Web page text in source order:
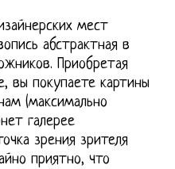
мест
абстрактная в
Приобретая
вы покупаете картины
(максимально
галерее
зрения зрителя
приятно, что